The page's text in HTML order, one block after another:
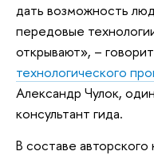
дать возможность
передовые
открывают», –
технологического
Александр Чулок,
консультант гида.
В составе